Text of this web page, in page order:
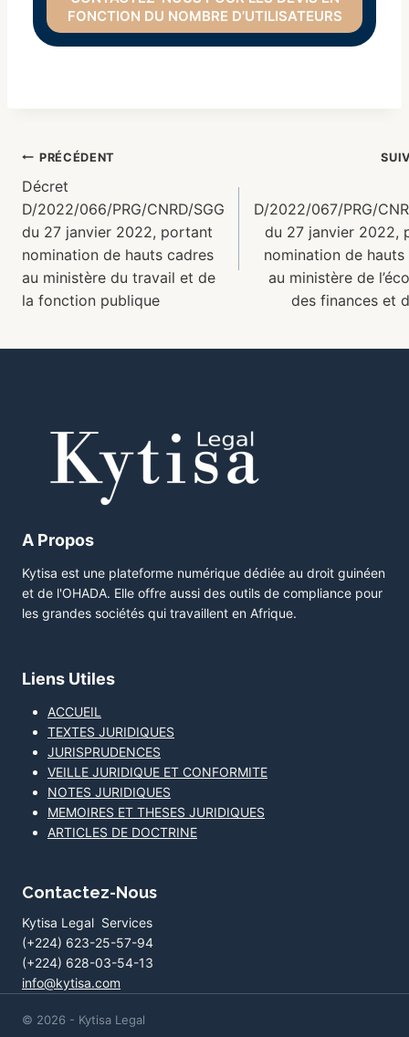
FONCTION DU NOMBRE D’UTILISATEURS
PRÉCÉDENT
Décret
D/2022/066/PRG/CNRD/SGG
du 27 janvier 2022, portant
nomination de hauts cadres
au ministère du travail et de
la fonction publique
D/2022/067/PRG/
du 27 janvier 2022,
nomination de hauts
au ministère de
des finances et
A Propos
Kytisa est une plateforme numérique dédiée au droit guinéen
et de l'OHADA. Elle offre aussi des outils de compliance pour
les grandes sociétés qui travaillent en Afrique.
Liens Utiles
ACCUEIL
TEXTES JURIDIQUES
JURISPRUDENCES
VEILLE JURIDIQUE ET CONFORMITE
NOTES JURIDIQUES
MEMOIRES ET THESES JURIDIQUES
ARTICLES DE DOCTRINE
Contactez-Nous
Kytisa Legal Services
(+224) 623-25-57-94
(+224) 628-03-54-13
info@kytisa.com
© 2026 - Kytisa Legal